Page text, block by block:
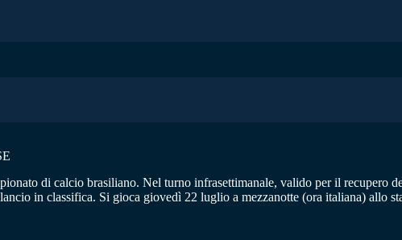
di calcio brasiliano. Nel turno infrasettimanale, valido per il recupero
in classifica. Si gioca giovedì 22 luglio a mezzanotte (ora italiana) allo